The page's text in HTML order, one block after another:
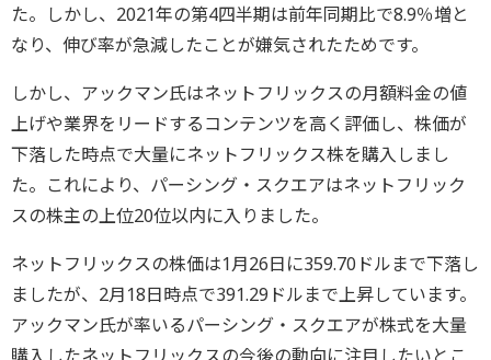
た。しかし、2021年の第4四半期は前年同期比で8.9％増と
なり、伸び率が急減したことが嫌気されたためです。
しかし、アックマン氏はネットフリックスの月額料金の値
上げや業界をリードするコンテンツを高く評価し、株価が
下落した時点で大量にネットフリックス株を購入しまし
た。これにより、パーシング・スクエアはネットフリック
スの株主の上位20位以内に入りました。
ネットフリックスの株価は1月26日に359.70ドルまで下落し
ましたが、2月18日時点で391.29ドルまで上昇しています。
アックマン氏が率いるパーシング・スクエアが株式を大量
購入したネットフリックスの今後の動向に注目したいとこ